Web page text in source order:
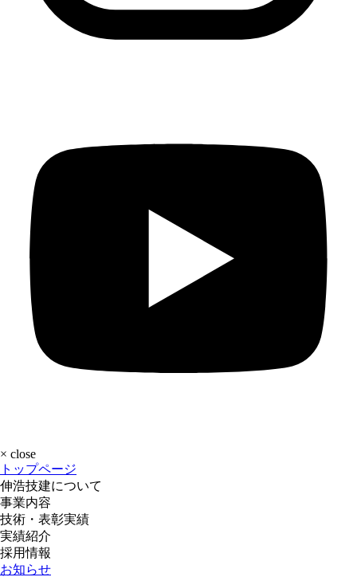
× close
トップページ
伸浩技建について
事業内容
技術・表彰実績
実績紹介
採用情報
お知らせ